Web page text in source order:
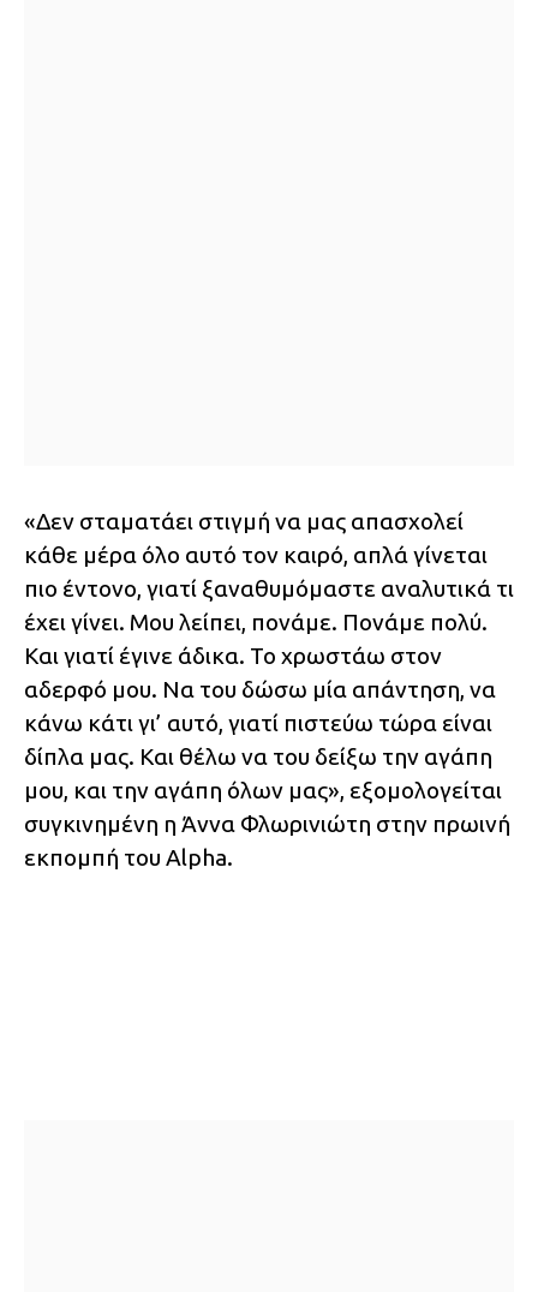
«Δεν σταματάει στιγμή να μας απασχολεί
κάθε μέρα όλο αυτό τον καιρό, απλά γίνεται
πιο έντονο, γιατί ξαναθυμόμαστε αναλυτικά τι
έχει γίνει. Μου λείπει, πονάμε. Πονάμε πολύ.
Και γιατί έγινε άδικα. Το χρωστάω στον
αδερφό μου. Να του δώσω μία απάντηση, να
κάνω κάτι γι’ αυτό, γιατί πιστεύω τώρα είναι
δίπλα μας. Και θέλω να του δείξω την αγάπη
μου, και την αγάπη όλων μας», εξομολογείται
συγκινημένη η Άννα Φλωρινιώτη στην πρωινή
εκπομπή του Alpha.